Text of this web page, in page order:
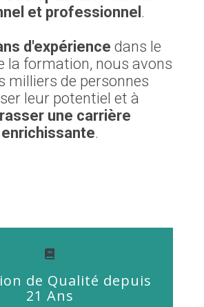
et professionnel .
d'expérience dans le
la formation, nous avons
milliers de personnes
leur potentiel et à
une carrière
enrichissante.
de Qualité depuis
21 Ans